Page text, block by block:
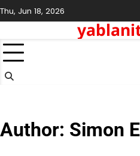
Skip
to
Thu, Jun 18, 2026
Author: Simon